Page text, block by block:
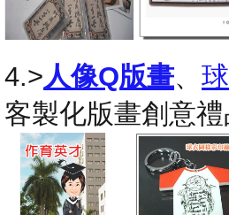
4.>人像Q版畫、
客製化版畫創意禮